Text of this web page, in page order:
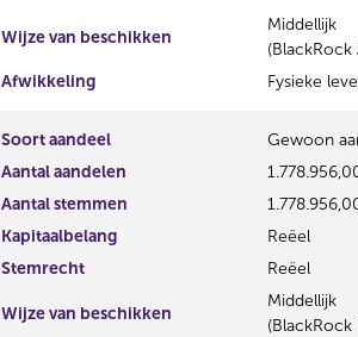
Wijze van beschikken
Middellijk
(BlackRock
Afwikkeling
Fysieke
Soort aandeel
Gewoon
Aantal aandelen
Aantal stemmen
Kapitaalbelang
Reëel
Stemrecht
Reëel
Wijze van beschikken
Middellijk
(BlackRock